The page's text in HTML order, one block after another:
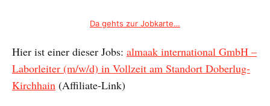
Da gehts zur Jobkarte…
Hier ist einer dieser Jobs: almaak international GmbH –
Laborleiter (m/w/d) in Vollzeit am Standort Doberlug-
Kirchhain (Affiliate-Link)